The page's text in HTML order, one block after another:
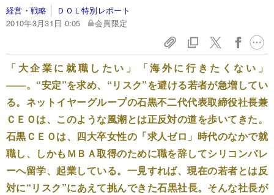
経営・戦略
ＤＯＬ特別レポート
2010年3月31日 0:05
会員限定
「大企業に就職したい」「海外に行きたくない」
――。“安定”を求め、“リスク”を避ける若者が急増してい
る。ネットイヤーグループの石黒不二代代表取締役社長兼
ＣＥＯは、このような風潮とは正反対の道を歩いてきた。
石黒ＣＥＯは、四大卒女性の「求人ゼロ」時代のなかで就
職し、しかもＭＢＡ取得のために職を辞してシリコンバレ
ーへ留学、起業している。一見すれば、現在の若者とは反
対に“リスク”にあえて挑んできた石黒社長。そんな社長が